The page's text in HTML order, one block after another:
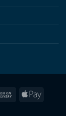
Cash
Apple